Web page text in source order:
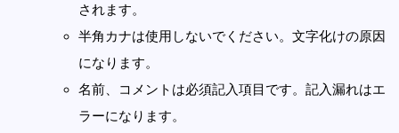
されます。
半角カナは使用しないでください。文字化けの原因
になります。
名前、コメントは必須記入項目です。記入漏れはエ
ラーになります。